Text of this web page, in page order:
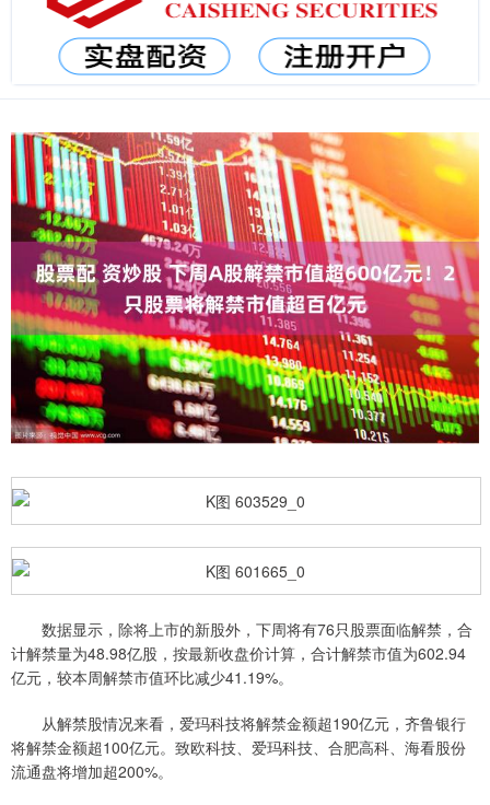
数据显示，除将上市的新股外，下周将有76只股票面临解禁，合
计解禁量为48.98亿股，按最新收盘价计算，合计解禁市值为602.94
亿元，较本周解禁市值环比减少41.19%。
从解禁股情况来看，爱玛科技将解禁金额超190亿元，齐鲁银行
将解禁金额超100亿元。致欧科技、爱玛科技、合肥高科、海看股份
流通盘将增加超200%。